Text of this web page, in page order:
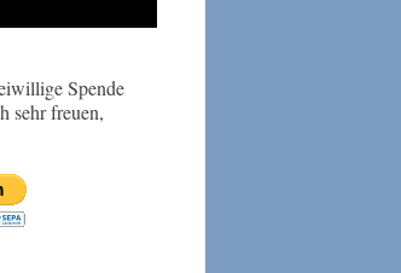
Spende
sehr freuen,